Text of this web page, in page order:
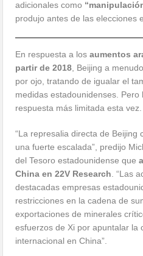
adicionales como
produjo antes de las elecciones
En respuesta a los aumentos
partir de 2018, Beijing a
por ojo, tratando de igualar el
medidas estadounidenses.
respuesta más limitada esta vez.
“La represalia directa de Beijing
una fuerte escalada”, predijo
del Tesoro estadounidense que
China en 22V Research. “Las
destacadas empresas
restricciones en la cadena de
exportaciones de minerales
esfuerzos de Xi por apuntalar la
internacional en China”.